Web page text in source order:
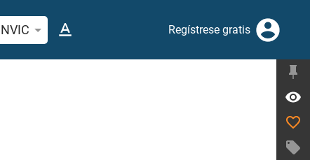
versículo bíblico o palabra
NVIC Regístrese gratis